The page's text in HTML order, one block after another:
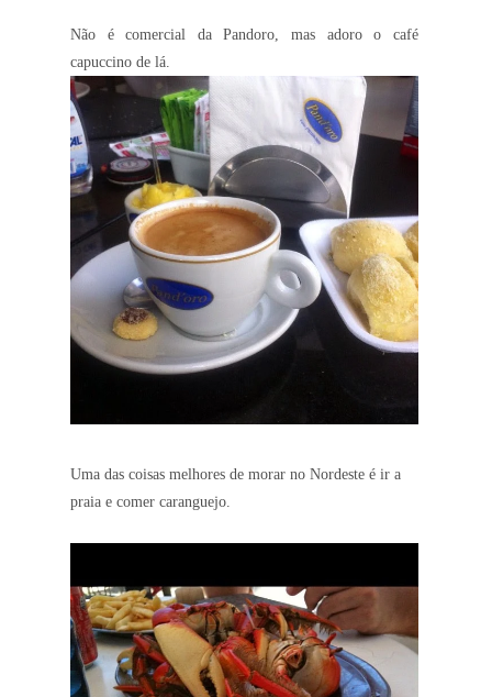
Não é comercial da Pandoro, mas adoro o café
capuccino de lá.
Uma das coisas melhores de morar no Nordeste é ir a
praia e comer caranguejo.